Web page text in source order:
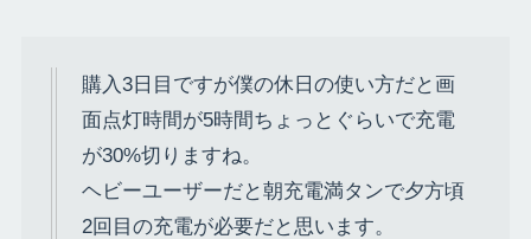
購入3日目ですが僕の休日の使い方だと画
面点灯時間が5時間ちょっとぐらいで充電
が30%切りますね。
ヘビーユーザーだと朝充電満タンで夕方頃
2回目の充電が必要だと思います。